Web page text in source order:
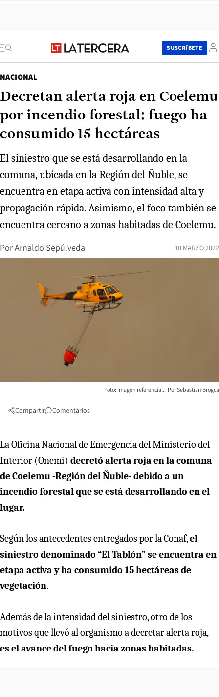
SUSCRÍBETE
NACIONAL
Decretan alerta roja en Coelemu
por incendio forestal: fuego ha
consumido 15 hectáreas
El siniestro que se está desarrollando en la
comuna, ubicada en la Región del Ñuble, se
encuentra en etapa activa con intensidad alta y
propagación rápida. Asimismo, el foco también se
encuentra cercano a zonas habitadas de Coelemu.
PorArnaldo Sepúlveda 10 MARZO 2022
Foto: imagen referencial. Sebastian Brogca
Compartir Comentarios
La Oficina Nacional de Emergencia del Ministerio del
Interior (Onemi) decretó alerta roja en la comuna
de Coelemu -Región del Ñuble- debido a un
incendio forestal que se está desarrollando en el
lugar.
Según los antecedentes entregados por la Conaf,el
siniestro denominado “El Tablón” se encuentra en
etapa activa y ha consumido 15 hectáreas de
vegetación.
Además de la intensidad del siniestro, otro de los
motivos que llevó al organismo a decretar alerta roja,
es el avance del fuego hacia zonas habitadas.